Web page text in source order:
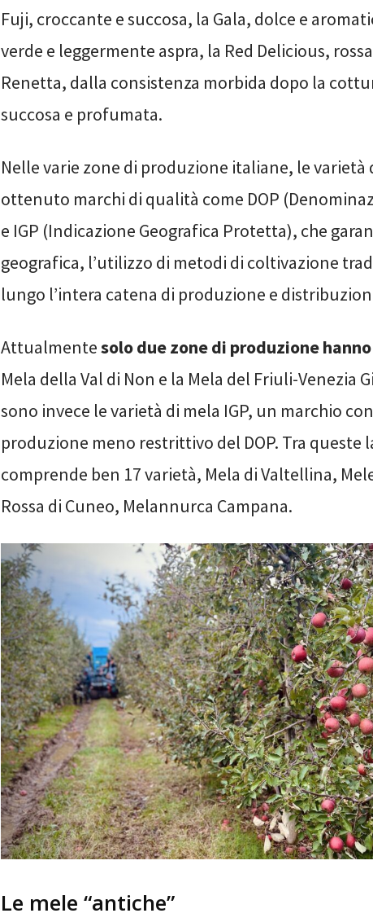
Fuji, croccante e succosa, la Gala, dolce e
verde e leggermente aspra, la Red Delicious,
Renetta, dalla consistenza morbida dopo la
succosa e profumata.
Nelle varie zone di produzione italiane, le
ottenuto marchi di qualità come DOP
e IGP (Indicazione Geografica Protetta), che
geografica, l’utilizzo di metodi di coltivazione
lungo l’intera catena di produzione e
Attualmentesolo due zone di produzione
Mela della Val di Non e la Mela del Friuli-Venezia
sono invece le varietà di mela IGP, un marchio
produzione meno restrittivo del DOP. Tra queste
comprende ben 17 varietà, Mela di Valtellina,
Rossa di Cuneo, Melannurca Campana.
Le mele “antiche”